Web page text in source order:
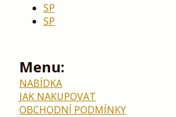
SP
SP
Menu:
NABÍDKA
JAK NAKUPOVAT
OBCHODNÍ PODMÍNKY